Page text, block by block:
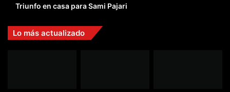
Triunfo en casa para Sami Pajari
Lo más actualizado